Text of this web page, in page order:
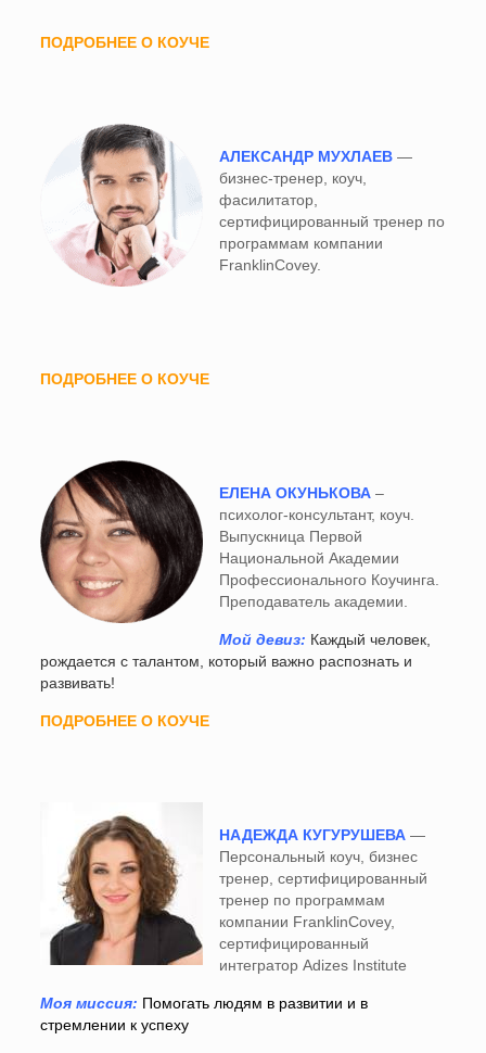
ПОДРОБНЕЕ О КОУЧЕ
АЛЕКСАНДР МУХЛАЕВ—
бизнес-тренер, коуч,
фасилитатор,
сертифицированный тренер по
программам компании
FranklinCovey.
ПОДРОБНЕЕ О КОУЧЕ
ЕЛЕНА ОКУНЬКОВА–
психолог-консультант, коуч.
Выпускница Первой
Национальной Академии
Профессионального Коучинга.
Преподаватель академии.
Мой девиз: Каждый человек,
рождается с талантом, который важно распознать и
развивать!
ПОДРОБНЕЕ О КОУЧЕ
НАДЕЖДА КУГУРУШЕВА—
Персональный коуч, бизнес
тренер, сертифицированный
тренер по программам
компании FranklinCovey,
сертифицированный
интегратор Adizes Institute
Моя миссия: Помогать людям в развитии и в
стремлении к успеху